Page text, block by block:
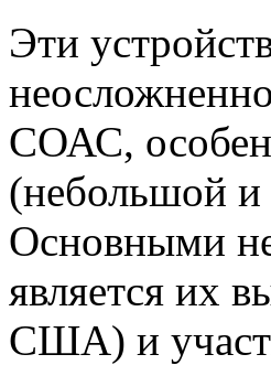
Эти
СОАС,
(небольшой
Основными
является их
США) и